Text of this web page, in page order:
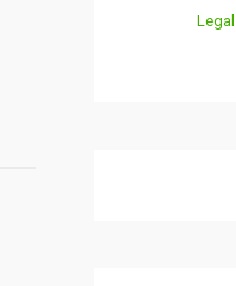
Legal